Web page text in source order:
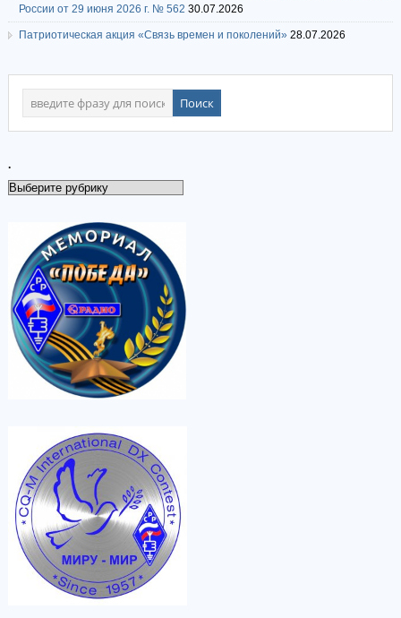
России от 29 июня 2026 г. № 562 30.07.2026
Патриотическая акция «Связь времен и поколений» 28.07.2026
.